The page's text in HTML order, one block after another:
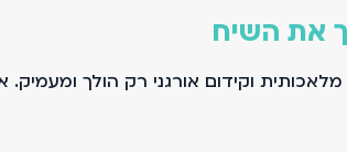
את השיח
מלאכותית וקידום אורגני רק הולך